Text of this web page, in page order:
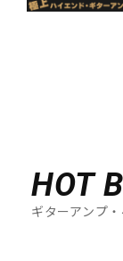
HOT
ギターアンプ